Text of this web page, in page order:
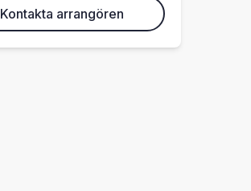
Kontakta arrangören